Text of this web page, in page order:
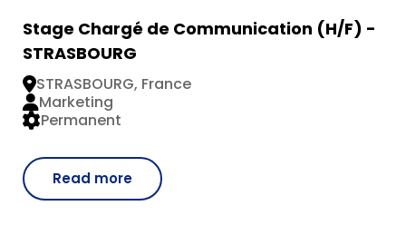
Stage Chargé de Communication (H/F) -
STRASBOURG
Read more
STRASBOURG, France
Permanent
Marketing